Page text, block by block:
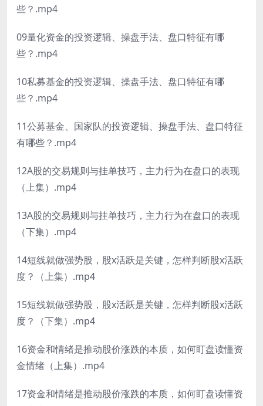
些？.mp4
09量化资金的投资逻辑、操盘手法、盘口特征有哪
些？.mp4
10私募基金的投资逻辑、操盘手法、盘口特征有哪
些？.mp4
11公募基金、国家队的投资逻辑、操盘手法、盘口特征
有哪些？.mp4
12A股的交易规则与挂单技巧，主力行为在盘口的表现
（上集）.mp4
13A股的交易规则与挂单技巧，主力行为在盘口的表现
（下集）.mp4
14短线就做强势股，股x活跃是关键，怎样判断股x活跃
度？（上集）.mp4
15短线就做强势股，股x活跃是关键，怎样判断股x活跃
度？（下集）.mp4
16资金和情绪是推动股价涨跌的本质，如何盯盘读懂资
金情绪（上集）.mp4
17资金和情绪是推动股价涨跌的本质，如何盯盘读懂资